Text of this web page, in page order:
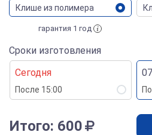
Клише из полимера
гарантия 1 год
Сроки изготовления
Сегодня
После 15:00
Итого: 600